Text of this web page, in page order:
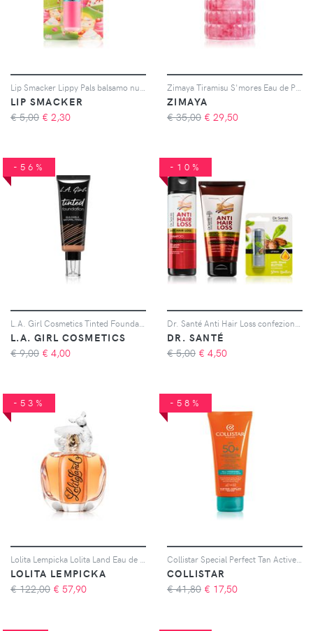
LIP SMACKER
€ 5,00 € 2,30
ZIMAYA
€ 35,00 € 29,50
-56%
L.A. GIRL COSMETICS
€ 9,00 € 4,00
-10%
DR. SANTÉ
€ 5,00 € 4,50
-53%
LOLITA LEMPICKA
€ 122,00 € 57,90
-58%
COLLISTAR
€ 41,80 € 17,50